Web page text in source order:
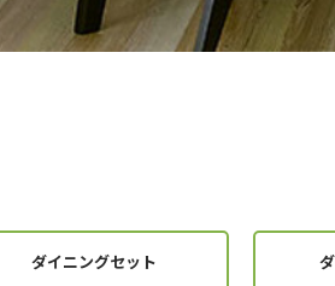
ダイニングセット